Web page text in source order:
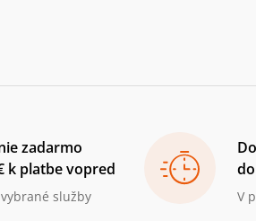
zadarmo
k platbe vopred
služby V